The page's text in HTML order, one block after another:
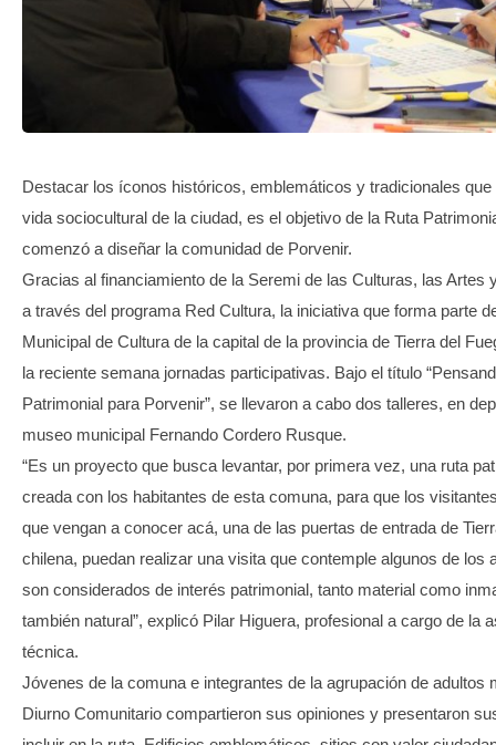
Destacar los íconos históricos, emblemáticos y tradicionales
vida sociocultural de la ciudad, es el objetivo de la Ruta
comenzó a diseñar la comunidad de Porvenir.
Gracias al financiamiento de la Seremi de las Culturas, las Artes
a través del programa Red Cultura, la iniciativa que forma parte
Municipal de Cultura de la capital de la provincia de Tierra del
la reciente semana jornadas participativas. Bajo el título
Patrimonial para Porvenir”, se llevaron a cabo dos talleres, en
museo municipal Fernando Cordero Rusque.
“Es un proyecto que busca levantar, por primera vez, una ruta
creada con los habitantes de esta comuna, para que los
que vengan a conocer acá, una de las puertas de entrada de
chilena, puedan realizar una visita que contemple algunos de los
son considerados de interés patrimonial, tanto material como
también natural”, explicó Pilar Higuera, profesional a cargo de la
técnica.
Jóvenes de la comuna e integrantes de la agrupación de adultos
Diurno Comunitario compartieron sus opiniones y presentaron